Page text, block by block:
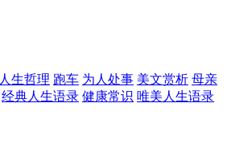
人生哲理 跑车 为人处事 美文赏析 母亲
经典人生语录 健康常识 唯美人生语录